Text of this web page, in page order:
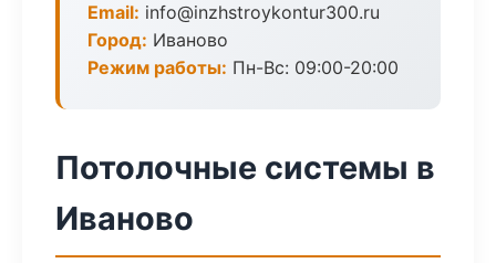
Email: info@inzhstroykontur300.ru
Город: Иваново
Режим работы: Пн-Вс: 09:00-20:00
Потолочные системы в
Иваново